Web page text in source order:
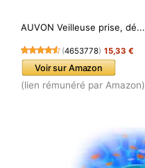
AUVON Veilleuse prise, dé...
(4653778) 15,33 €
Voir sur Amazon
(lien rémunéré par Amazon)